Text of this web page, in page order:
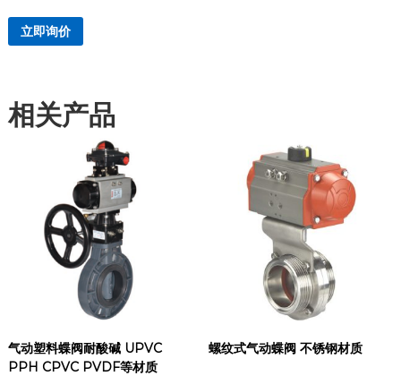
立即询价
相关产品
气动塑料蝶阀耐酸碱 UPVC
PPH CPVC PVDF等材质
螺纹式气动蝶阀 不锈钢材质